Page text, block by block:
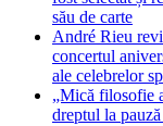
său de carte
André Rieu
concertul
ale celebrelor
„Mică filosofie
dreptul la